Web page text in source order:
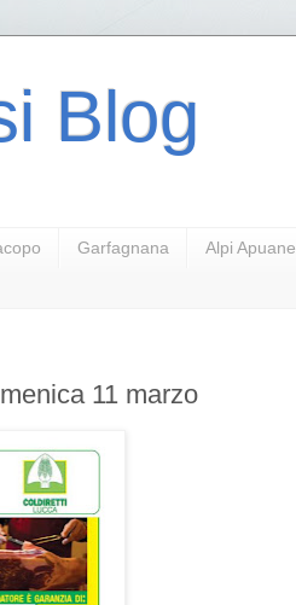
Blog
Garfagnana Alpi Apuane
11 marzo